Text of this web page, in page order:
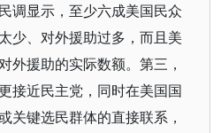
调显示，至少六成美国民众
少、对外援助过多，而且美
外援助的实际数额。第三，
接近民主党，同时在美国国
关键选民群体的直接联系，